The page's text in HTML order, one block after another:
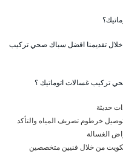
خلال تقديمنا افضل سباك صحي تركيب
تركيب غسالات اتوماتيك ؟
حديثة
خرطوم تصريف المياه والتأكد
الغسالة
من خلال فنيين متخصصين